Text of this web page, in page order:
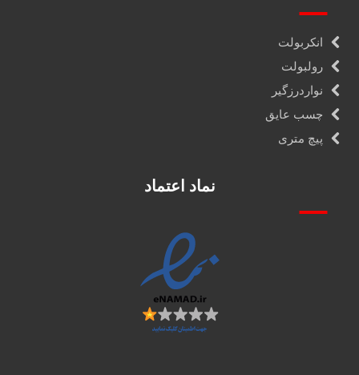
انکربولت
رولبولت
نواردرزگیر
چسب عایق
پیچ متری
نماد اعتماد